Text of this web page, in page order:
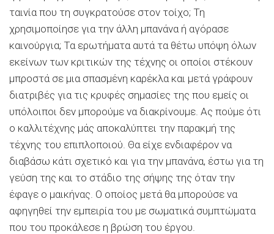
ταινία που τη συγκρατούσε στον τοίχο; Τη
χρησιμοποίησε για την άλλη μπανάνα ή αγόρασε
καινούργια; Τα ερωτήματα αυτά τα θέτω υπόψη όλων
εκείνων των κριτικών της τέχνης οι οποίοι στέκουν
μπροστά σε μια σπασμένη καρέκλα και μετά γράφουν
διατριβές για τις κρυφές σημασίες της που εμείς οι
υπόλοιποι δεν μπορούμε να διακρίνουμε. Ας πούμε ότι
ο καλλιτέχνης μάς αποκαλύπτει την παρακμή της
τέχνης του επιπλοποιού. Θα είχε ενδιαφέρον να
διαβάσω κάτι σχετικό και για την μπανάνα, έστω για τη
γεύση της και το στάδιο της σήψης της όταν την
έφαγε ο μαικήνας. Ο οποίος μετά θα μπορούσε να
αφηγηθεί την εμπειρία του με σωματικά συμπτώματα
που του προκάλεσε η βρώση του έργου.